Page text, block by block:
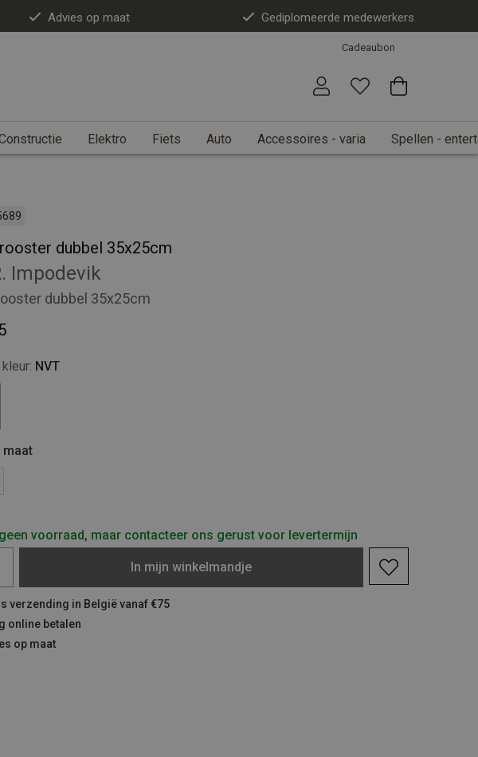
Advies op maat Gediplomeerde medewerkers
Cadeaubon
Elektro Fiets Auto Accessoires - varia Spellen -
dubbel 35x25cm
Impodevik
dubbel 35x25cm
NVT
maat
voorraad, maar contacteer ons gerust voor levertermijn
In mijn winkelmandje
verzending in België vanaf €75
online betalen
op maat